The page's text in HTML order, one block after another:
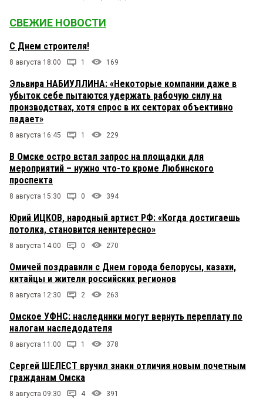
СВЕЖИЕ НОВОСТИ
С Днем строителя!
8 августа 18:00 1 169
Эльвира НАБИУЛЛИНА: «Некоторые компании даже в
убыток себе пытаются удержать рабочую силу на
производствах, хотя спрос в их секторах объективно
падает»
8 августа 16:45 1 229
В Омске остро встал запрос на площадки для
мероприятий – нужно что-то кроме Любинского
проспекта
8 августа 15:30 0 394
Юрий ИЦКОВ, народный артист РФ: «Когда достигаешь
потолка, становится неинтересно»
8 августа 14:00 0 270
Омичей поздравили с Днем города белорусы, казахи,
китайцы и жители российских регионов
8 августа 12:30 2 263
Омское УФНС: наследники могут вернуть переплату по
налогам наследодателя
8 августа 11:00 1 378
Сергей ШЕЛЕСТ вручил знаки отличия новым почетным
гражданам Омска
8 августа 09:30 4 391